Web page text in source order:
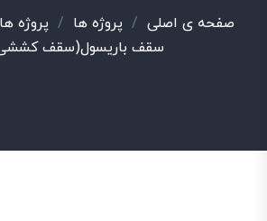
صفحه ی اصلی / پروژه ها / پروژه
سقف باریسول(سقف